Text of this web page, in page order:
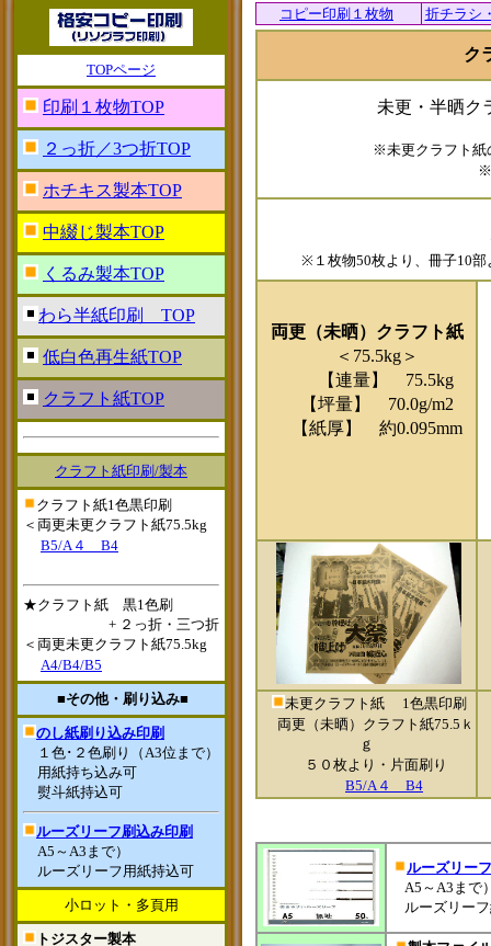
TOPページ
印刷１枚物TOP
２っ折／3つ折TOP
ホチキス製本TOP
中綴じ製本TOP
くるみ製本TOP
わら半紙印刷 TOP
低白色再生紙TOP
クラフト紙TOP
クラフト紙印刷/製本
クラフト紙1色黒印刷
＜両更未更クラフト紙75.5kg
B5/A４ B4
★クラフト紙 黒1色刷
+ ２っ折・三つ折
＜両更未更クラフト紙75.5kg
A4/B4/B5
■その他・刷り込み■
のし紙刷り込み印刷
１色･２色刷り（A3位まで）
用紙持ち込み可
熨斗紙持込可
ルーズリーフ刷込み印刷
A5～A3まで）
ルーズリーフ用紙持込可
小ロット・多頁用
トジスター製本
コピー印刷１枚物 折チラシ
ク
未更・半晒ク
※未更クラフト紙
※
※１枚物50枚より、冊子10
両更（未晒）クラフト紙
＜75.5kg＞
【連量】 75.5kg
【坪量】 70.0g/m2
【紙厚】 約0.095mm
未更クラフト紙
1色黒印刷
両更（未晒） クラフト紙75.5ｋ
ｇ
５０枚より・片面刷り
B5/A４ B4
ルーズリー
A5～A3まで
ルーズリー